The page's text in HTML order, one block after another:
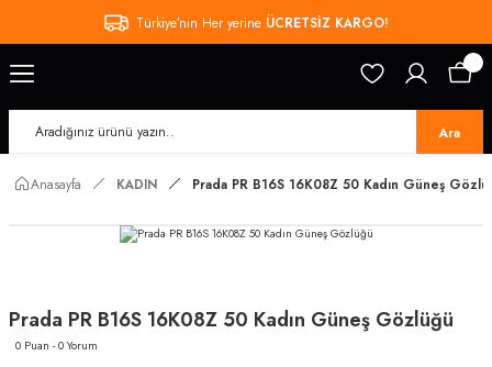
Türkiye’nin Her yerine ÜCRETSİZ KARGO!
Ara
Anasayfa KADIN Prada PR B16S 16K08Z 50 Kadın Güneş
Prada PR B16S 16K08Z 50 Kadın Güneş Gözlüğü
0 Puan - 0 Yorum